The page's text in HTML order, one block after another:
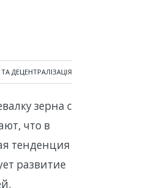
ДЕЦЕНТРАЛІЗАЦІЯ
зерна с
что в
тенденция
развитие